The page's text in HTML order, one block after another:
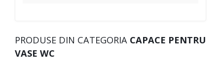
PRODUSE DIN CATEGORIA CAPACE PENTRU
VASE WC